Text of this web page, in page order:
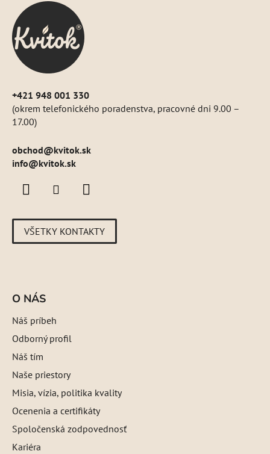
+421 948 001 330
(okrem telefonického poradenstva, pracovné dni 9.00 –
17.00)
obchod@kvitok.sk
info@kvitok.sk
VŠETKY KONTAKTY
O NÁS
Náš príbeh
Odborný profil
Náš tím
Naše priestory
Misia, vízia, politika kvality
Ocenenia a certifikáty
Spoločenská zodpovednosť
Kariéra